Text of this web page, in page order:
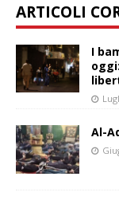
ARTICOLI
I
Al-